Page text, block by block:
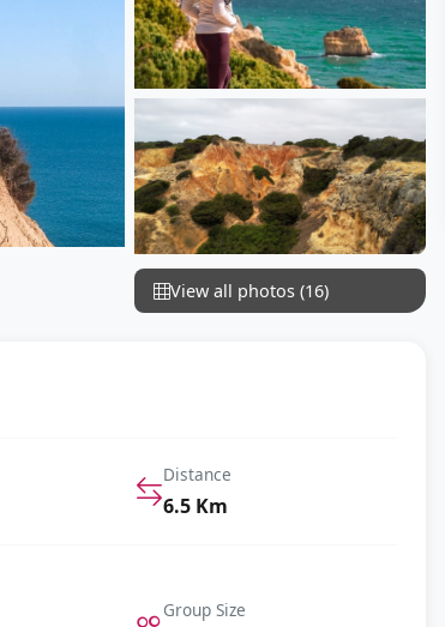
View all photos (16)
Distance
6.5 Km
Group Size